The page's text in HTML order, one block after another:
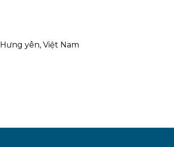
yên, Việt Nam